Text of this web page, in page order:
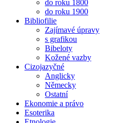
do roku 1800
do roku 1900
Bibliofilie
Zajímavé úpravy
s grafikou
Bibeloty
Kožené vazby
Cizojazyčné
Anglicky
Německy
Ostatní
Ekonomie a právo
Esoterika